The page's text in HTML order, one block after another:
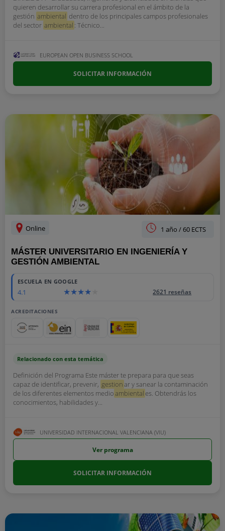
quieren desarrollar su carrera profesional en el ámbito de la
gestión ambiental dentro de los principales campos profesionales
del sector ambiental : Técnico...
EUROPEAN OPEN BUSINESS SCHOOL
SOLICITAR INFORMACIÓN
Online 1 año / 60 ECTS
MÁSTER UNIVERSITARIO EN INGENIERÍA Y
GESTIÓN AMBIENTAL
ESCUELA EN GOOGLE
4.1 2621 reseñas
ACREDITACIONES
Relacionado con esta temática
Definición del Programa Este máster te prepara para que seas
capaz de identificar, prevenir, gestionar y sanear la contaminación
de los diferentes elementos medioambiental es. Obtendrás los
conocimientos, habilidades y...
UNIVERSIDAD INTERNACIONAL VALENCIANA (VIU)
Ver programa
SOLICITAR INFORMACIÓN